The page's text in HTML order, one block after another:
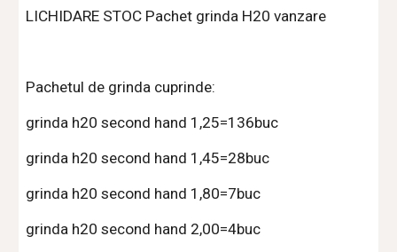
LICHIDARE STOC Pachet grinda H20 vanzare
Pachetul de grinda cuprinde:
grinda h20 second hand 1,25=136buc
grinda h20 second hand 1,45=28buc
grinda h20 second hand 1,80=7buc
grinda h20 second hand 2,00=4buc